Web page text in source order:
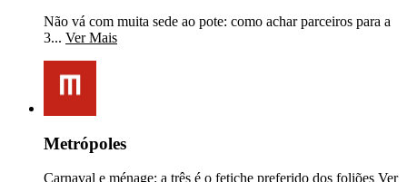
Não vá com muita sede ao pote: como achar parceiros para a
3... Ver Mais
Metrópoles
Carnaval e ménage: a três é o fetiche preferido dos foliões Ver